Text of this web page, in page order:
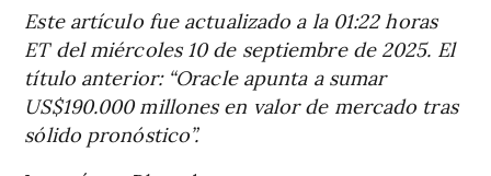
Este artículo fue actualizado a la 01:22 horas
ET del miércoles 10 de septiembre de 2025. El
título anterior: “Oracle apunta a sumar
US$190.000 millones en valor de mercado tras
sólido pronóstico”.